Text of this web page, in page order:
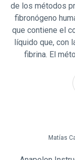
de los métodos
fibronógeno
que contiene el
líquido que, con
fibrina. El
by
Matías